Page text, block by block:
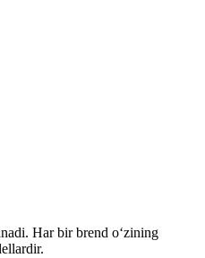
Har bir brend o‘zining